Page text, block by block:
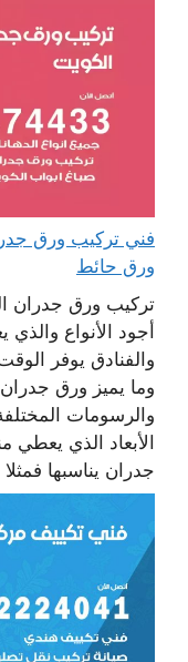
ورق حائط
تركيب ورق جدران
أجود الأنواع والذي
والفنادق يوفر
وما يميز ورق جدران
والرسومات
الأبعاد الذي
جدران يناسبها